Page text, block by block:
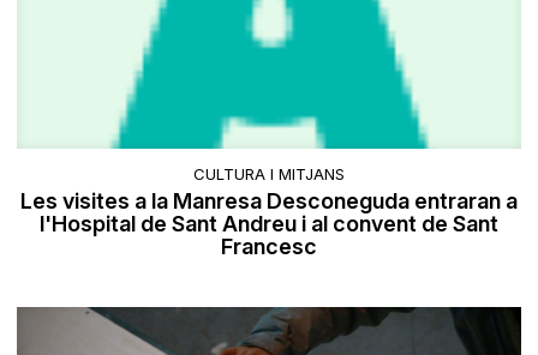
CULTURA I MITJANS
Les visites a la Manresa Desconeguda entraran a
l'Hospital de Sant Andreu i al convent de Sant
Francesc